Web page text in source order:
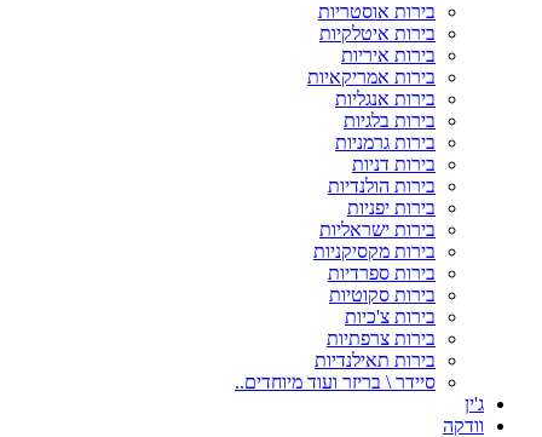
בירות אוסטריות
בירות איטלקיות
בירות איריות
בירות אמריקאיות
בירות אנגליות
בירות בלגיות
בירות גרמניות
בירות דניות
בירות הולנדיות
בירות יפניות
בירות ישראליות
בירות מקסיקניות
בירות ספרדיות
בירות סקוטיות
בירות צ'כיות
בירות צרפתיות
בירות תאילנדיות
סיידר \ בריזר ועוד מיוחדים..
ג'ין
וודקה